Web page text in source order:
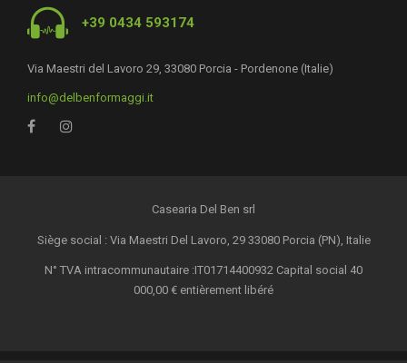
+39 0434 593174
Via Maestri del Lavoro 29, 33080 Porcia - Pordenone (Italie)
info@delbenformaggi.it
Casearia Del Ben srl
Siège social : Via Maestri Del Lavoro, 29 33080 Porcia (PN), Italie
N° TVA intracommunautaire :IT01714400932 Capital social 40
000,00 € entièrement libéré